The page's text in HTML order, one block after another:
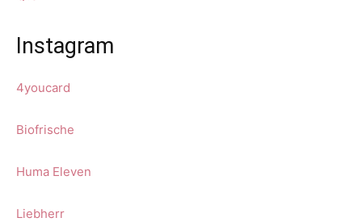
Instagram
4youcard
Biofrische
Huma Eleven
Liebherr